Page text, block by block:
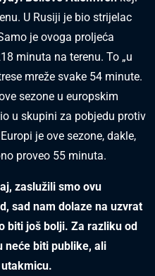
U Rusiji je bio strijelac
je ovoga proljeća
minuta na terenu. To „u
mreže svake 54 minute.
sezone u europskim
u skupini za pobjedu protiv
je ove sezone, dakle,
proveo 55 minuta.
zaslužili smo ovu
sad nam dolaze na uzvrat
biti još bolji. Za razliku od
neće biti publike, ali